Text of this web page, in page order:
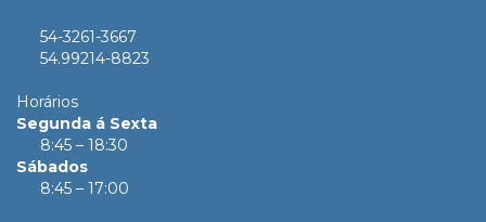
54-3261-3667
54.99214-8823
Horários
Segunda á Sexta
8:45 – 18:30
Sábados
8:45 – 17:00